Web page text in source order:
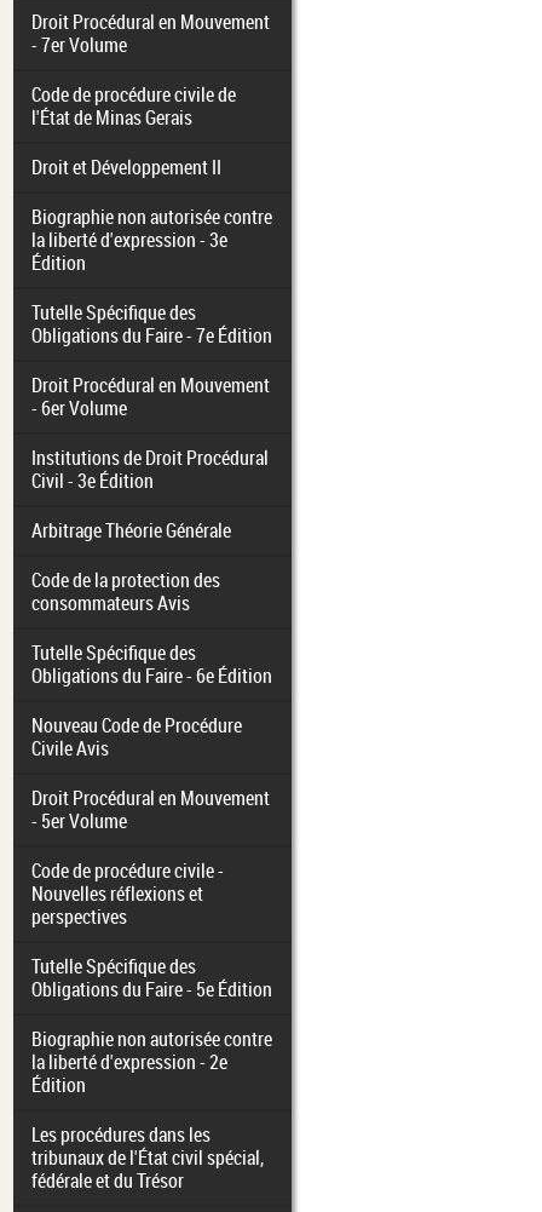
Droit Procédural en Mouvement
- 7er Volume
Code de procédure civile de
l'État de Minas Gerais
Droit et Développement II
Biographie non autorisée contre
la liberté d'expression - 3e
Édition
Tutelle Spécifique des
Obligations du Faire - 7e Édition
Droit Procédural en Mouvement
- 6er Volume
Institutions de Droit Procédural
Civil - 3e Édition
Arbitrage Théorie Générale
Code de la protection des
consommateurs Avis
Tutelle Spécifique des
Obligations du Faire - 6e Édition
Nouveau Code de Procédure
Civile Avis
Droit Procédural en Mouvement
- 5er Volume
Code de procédure civile -
Nouvelles réflexions et
perspectives
Tutelle Spécifique des
Obligations du Faire - 5e Édition
Biographie non autorisée contre
la liberté d'expression - 2e
Édition
Les procédures dans les
tribunaux de l'État civil spécial,
fédérale et du Trésor